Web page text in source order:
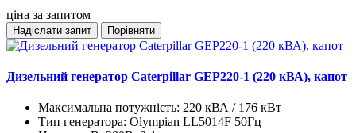
ціна за запитом
Надіслати запит Порівняти
Дизельний генератор Caterpillar GEP220-1 (220 кВА), капот
Максимальна потужність: 220 кВА / 176 кВт
Тип генератора: Olympian LL5014F 50Гц